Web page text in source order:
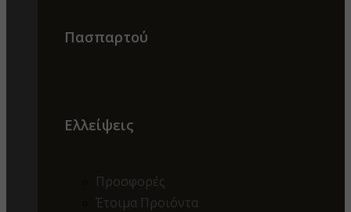
Πασπαρτού
Ελλείψεις
Προσφορές
Έτοιμα Προιόντα